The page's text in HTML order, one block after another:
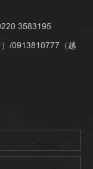
3583195
/0913810777（越